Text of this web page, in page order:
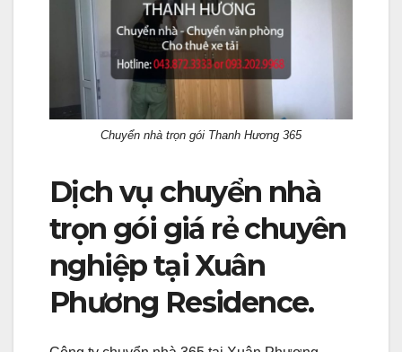
Chuyển nhà trọn gói Thanh Hương 365
Dịch vụ chuyển nhà
trọn gói giá rẻ chuyên
nghiệp tại Xuân
Phương Residence.